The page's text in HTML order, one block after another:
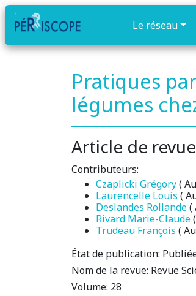
Le réseau
Pratiques
légumes
Article de revue
Contributeurs:
Czaplicki Grégory(
Laurencelle Louis (
Deslandes Rollande(
Rivard Marie-Claude
Trudeau François (
État de publication:
Nom de la revue: Revue
Volume: 28